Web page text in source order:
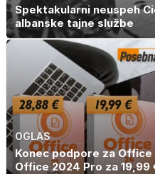
Spektakularni neuspeh
albanske tajne službe
OGLAS
Konec podpore za Office
Office 2024 Pro za 19,99